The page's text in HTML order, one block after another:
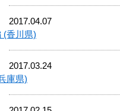
2017.04.07
(香川県)
2017.03.24
庫県)